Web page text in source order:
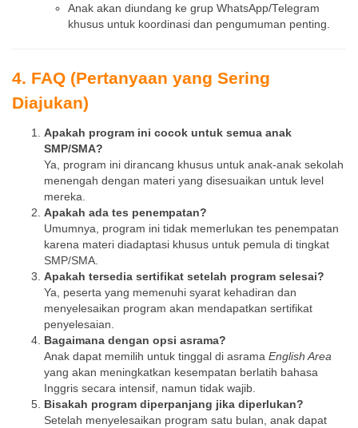
Anak akan diundang ke grup WhatsApp/Telegram
khusus untuk koordinasi dan pengumuman penting.
4. FAQ (Pertanyaan yang Sering
Diajukan)
Apakah program ini cocok untuk semua anak
SMP/SMA?
Ya, program ini dirancang khusus untuk anak-anak sekolah
menengah dengan materi yang disesuaikan untuk level
mereka.
Apakah ada tes penempatan?
Umumnya, program ini tidak memerlukan tes penempatan
karena materi diadaptasi khusus untuk pemula di tingkat
SMP/SMA.
Apakah tersedia sertifikat setelah program selesai?
Ya, peserta yang memenuhi syarat kehadiran dan
menyelesaikan program akan mendapatkan sertifikat
penyelesaian.
Bagaimana dengan opsi asrama?
Anak dapat memilih untuk tinggal di asrama English Area
yang akan meningkatkan kesempatan berlatih bahasa
Inggris secara intensif, namun tidak wajib.
Bisakah program diperpanjang jika diperlukan?
Setelah menyelesaikan program satu bulan, anak dapat